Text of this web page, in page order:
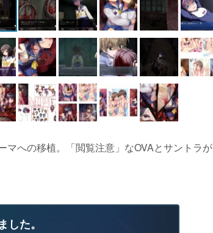
マへの移植。「閲覧注意」なOVAとサントラが
た。